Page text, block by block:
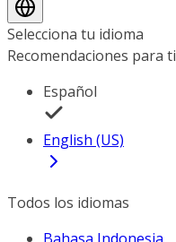
Selecciona tu idioma
Recomendaciones para ti
Español
English (US)
Todos los idiomas